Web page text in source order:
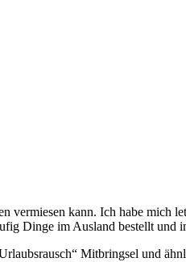
kann. Ich habe mich
Dinge im Ausland bestellt
Mitbringsel und